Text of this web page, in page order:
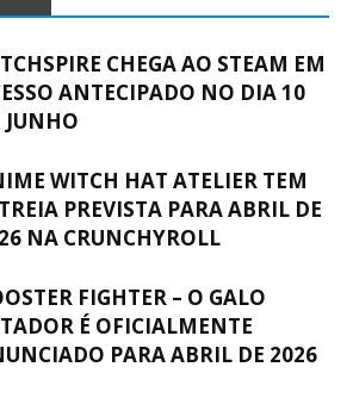
CHEGA AO STEAM EM
ANTECIPADO NO DIA 10
JUNHO
WITCH HAT ATELIER TEM
PREVISTA PARA ABRIL DE
NA CRUNCHYROLL
FIGHTER – O GALO
É OFICIALMENTE
PARA ABRIL DE 2026